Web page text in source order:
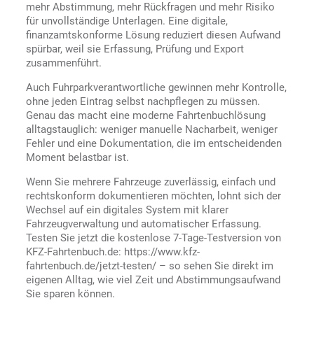
mehr Abstimmung, mehr Rückfragen und mehr Risiko
für unvollständige Unterlagen. Eine digitale,
finanzamtskonforme Lösung reduziert diesen Aufwand
spürbar, weil sie Erfassung, Prüfung und Export
zusammenführt.
Auch Fuhrparkverantwortliche gewinnen mehr Kontrolle,
ohne jeden Eintrag selbst nachpflegen zu müssen.
Genau das macht eine moderne Fahrtenbuchlösung
alltagstauglich: weniger manuelle Nacharbeit, weniger
Fehler und eine Dokumentation, die im entscheidenden
Moment belastbar ist.
Wenn Sie mehrere Fahrzeuge zuverlässig, einfach und
rechtskonform dokumentieren möchten, lohnt sich der
Wechsel auf ein digitales System mit klarer
Fahrzeugverwaltung und automatischer Erfassung.
Testen Sie jetzt die kostenlose 7-Tage-Testversion von
KFZ-Fahrtenbuch.de: https://www.kfz-
fahrtenbuch.de/jetzt-testen/ – so sehen Sie direkt im
eigenen Alltag, wie viel Zeit und Abstimmungsaufwand
Sie sparen können.